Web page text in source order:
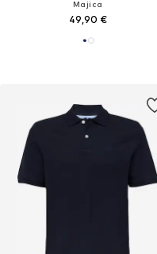
Majica
49,90 €